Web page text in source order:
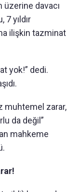
üzerine davacı
7 yıldır
ilişkin tazminat
yok!” dedi.
muhtemel zarar,
da değil”
mahkeme